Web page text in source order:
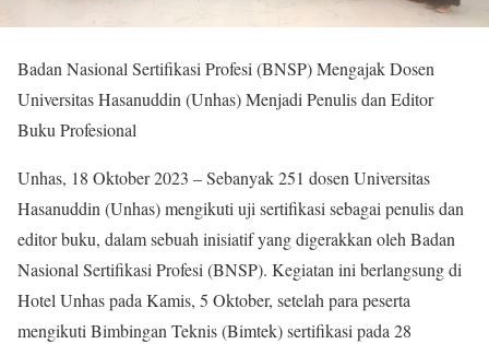
Badan Nasional Sertifikasi Profesi (BNSP) Mengajak Dosen
Universitas Hasanuddin (Unhas) Menjadi Penulis dan Editor
Buku Profesional
Unhas, 18 Oktober 2023 – Sebanyak 251 dosen Universitas
Hasanuddin (Unhas) mengikuti uji sertifikasi sebagai penulis dan
editor buku, dalam sebuah inisiatif yang digerakkan oleh Badan
Nasional Sertifikasi Profesi (BNSP). Kegiatan ini berlangsung di
Hotel Unhas pada Kamis, 5 Oktober, setelah para peserta
mengikuti Bimbingan Teknis (Bimtek) sertifikasi pada 28